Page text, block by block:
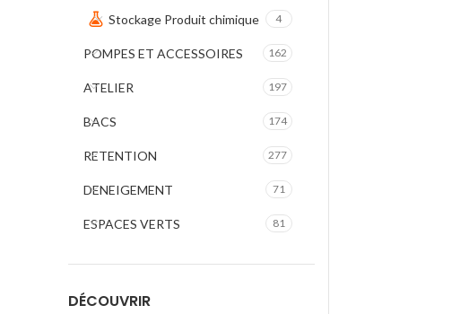
Stockage Produit chimique 4
POMPES ET ACCESSOIRES 162
ATELIER 197
BACS 174
RETENTION 277
DENEIGEMENT 71
ESPACES VERTS 81
DÉCOUVRIR